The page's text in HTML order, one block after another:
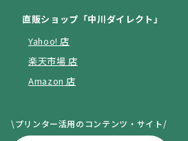
直販ショップ「中川ダイレクト」
Yahoo! 店
楽天市場 店
Amazon 店
\プリンター活用のコンテンツ・サイト/